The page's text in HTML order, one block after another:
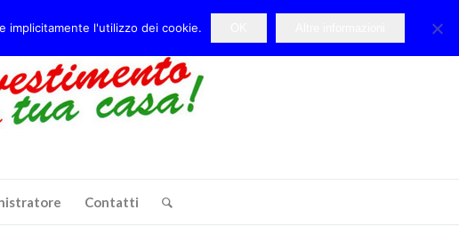
Contatti
implicitamente l'utilizzo dei cookie.